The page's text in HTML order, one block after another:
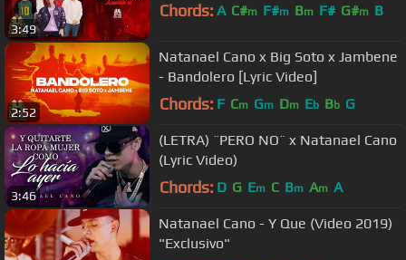
3:49
Chords: A C#m F#m Bm F# G#m B
2:52
Natanael Cano x Big Soto x Jambene
- Bandolero [Lyric Video]
Chords: F Cm Gm Dm Eb Bb G
3:46
(LETRA) ¨PERO NO¨ x Natanael Cano
(Lyric Video)
Chords: D G Em C Bm Am A
Natanael Cano - Y Que (Video 2019)
"Exclusivo"